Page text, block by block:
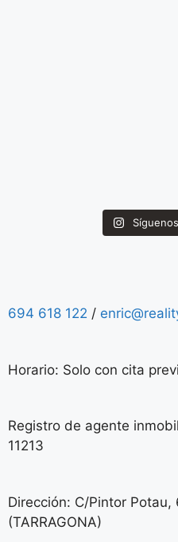
694 618 122 /
Horario: Solo con cita
Registro de agente
11213
Dirección: C/Pintor
(TARRAGONA)